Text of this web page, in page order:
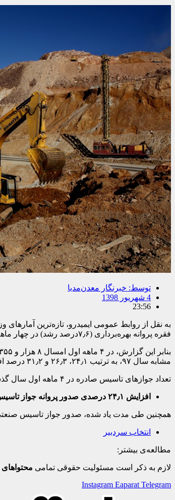
توسط: خبرنگار معدن‌مدیا
4 شهریور 1398
23:56
فقره پروانه بهره‌برداری (۷٫۶درصد رشد) در چهار ماهه اول امسال صادر شد.
مشابه سال ۹۷، به ترتیب ۲۴٫۱، ۲۶٫۳ و ۳۱٫۲ درصد افزایش داشته است.
تعداد جوازهای تاسیس صادره در ۴ ماهه اول سال گذشته، ۶ هزار و ۷۳۱ فقره با پیش‌بینی سرمایه‌گذاری ۷۶ هزار میلیارد تومان و پیش‌بینی اشتغال ۱۵۳ هزار و ۱۵۰ نفر بوده است.
افزایش ۲۴٫۱ درصدی صدور پروانه جواز تاسیس صنعتی
همچنین طی مدت یاد شده، صدور جواز تاسیس صنعتی با افزایش ۲۴٫۱ درصدی و صدور پروانه بهره‌برداری صنعتی با افزایش
انتخاب سردبیر
مطالعه‌ی بیشتر:
لازم به ذکر است مسئولیت حقوقی تمامی محتواهای
Instagram Eaparat Telegram